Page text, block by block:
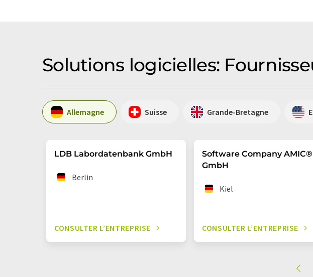
Solutions logicielles:
Allemagne Suisse Grande-Bretagne
LDB Labordatenbank GmbH
Berlin
CONSULTER L’ENTREPRISE
Software Company AMIC®
GmbH
Kiel
CONSULTER L’ENTREPRISE